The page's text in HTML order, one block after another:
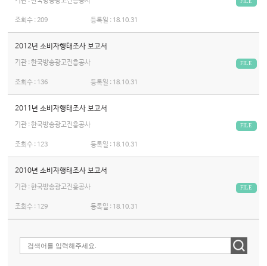
FILE
조회수 :209 등록일 : 18.10.31
2012년 소비자행태조사 보고서
기관 : 한국방송광고진흥공사 FILE
조회수 : 136 등록일 : 18.10.31
2011년 소비자행태조사 보고서
기관 : 한국방송광고진흥공사 FILE
조회수 : 123 등록일 : 18.10.31
2010년 소비자행태조사 보고서
기관 : 한국방송광고진흥공사 FILE
조회수 : 129 등록일 : 18.10.31